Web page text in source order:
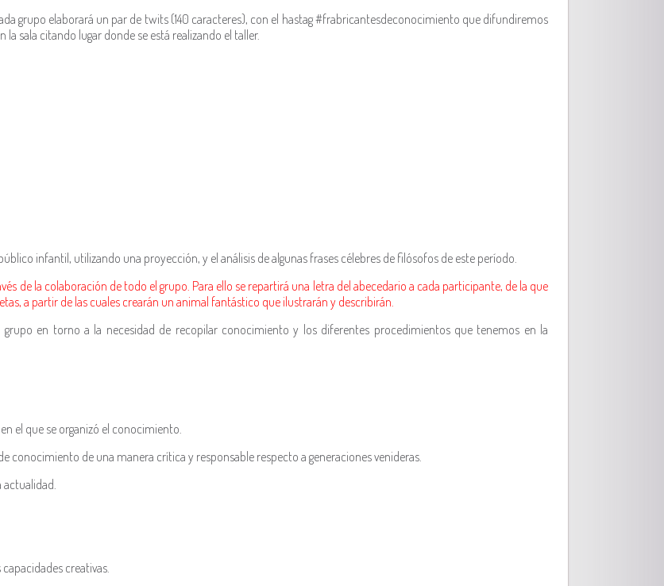
grupo elaborará un par de twits (140 caracteres), con el hastag #frabricantesdeconocimiento que difundiremos
sala citando lugar donde se está realizando el taller.
infantil, utilizando una proyección, y el análisis de algunas frases célebres de filósofos de este período.
de la colaboración de todo el grupo. Para ello se repartirá una letra del abecedario a cada participante, de la que
a partir de las cuales crearán un animal fantástico que ilustrarán y describirán.
en torno a la necesidad de recopilar conocimiento y los diferentes procedimientos que tenemos en la
el que se organizó el conocimiento.
conocimiento de una manera crítica y responsable respecto a generaciones venideras.
creativas.